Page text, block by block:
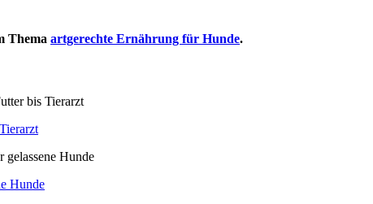
Thema artgerechte Ernährung für Hunde.
Hun­de